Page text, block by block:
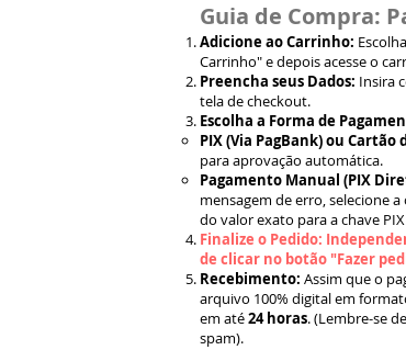
Guia de Compra:
Adicione ao Carrinho:
Carrinho" e depois acesse o
Preencha seus Dados: Insira
tela de checkout.
Escolha a Forma de
PIX (Via PagBank) ou Cartão
para aprovação automática.
Pagamento Manual (PIX
mensagem de erro, selecione
do valor exato para a chave
Finalize o Pedido:
de clicar no botão "Fazer
Recebimento: Assim que o
arquivo 100% digital em
em até24 horas. (Lembre-se
spam).